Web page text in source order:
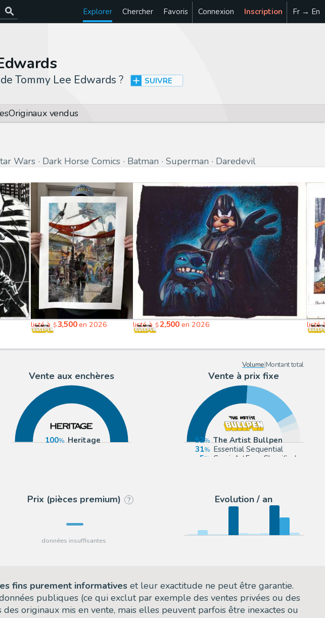
Explorer Chercher Favoris Connexion Inscription Fr → En
Tommy Lee Edwards ? SUIVRE
Originaux vendus
Wars Dark Horse Comics Batman Superman Daredevil
listé à $3,500en 2026 listé à $2,500en 2026 listé
Volume|Montant total
Vente aux enchères
100 Heritage
Vente à prix fixe
52
The Artist Bullpen
31
Essential Sequential
5
ComicArtFans Classifieds
Prix (pièces premium) ? Evolution / an
fins purement informatives et leur exactitude ne peut être garantie.
publiques (ce qui exclut par exemple des ventes privées ou des
originaux mis en vente, mais elles peuvent parfois être inexactes ou